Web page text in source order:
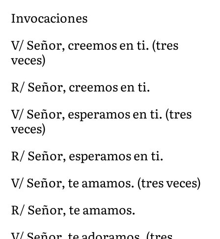
Invocaciones
V/ Señor, creemos en ti. (tres
veces)
R/ Señor, creemos en ti.
V/ Señor, esperamos en ti. (tres
veces)
R/ Señor, esperamos en ti.
V/ Señor, te amamos. (tres veces)
R/ Señor, te amamos.